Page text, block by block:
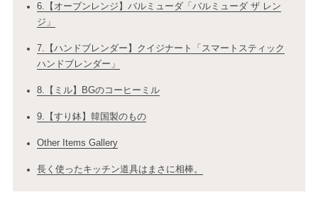
6.【オーブンレンジ】バルミューダ「バルミューダ ザ レン
ジ」
7.【ハンドブレンダー】クイジナート「スマートスティック
ハンドブレンダー」
8.【ミル】BGのコーヒーミル
9.【すり鉢】韓国製のもの
Other Items Gallery
長く使ったキッチン道具はまさに相棒。